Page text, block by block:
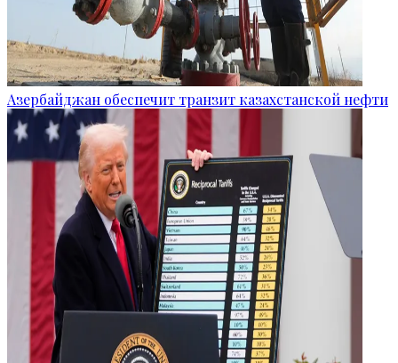
Азербайджан обеспечит транзит казахстанской нефти